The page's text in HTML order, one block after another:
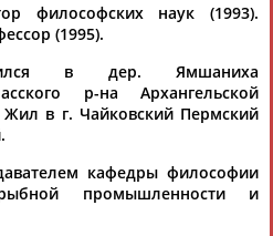
Мария
АБАКУМОВА
АБАЛАКИНА
Рамазан
АБАЧАРАЕВ
Ростом
АБАШИДЗЕ
философских наук (1993).
(1995).
в дер. Ямшаниха
р-на Архангельской
в г. Чайковский Пермский
кафедры философии
промышленности и